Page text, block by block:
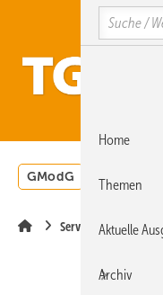
Hauptinhalt
Hauptmenü
SiteSearch
GModG
Service
Search
Home
Themen
Aktuelle
Archiv